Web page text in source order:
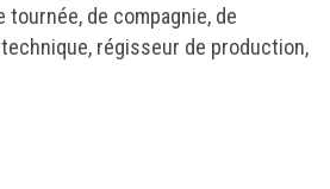
tournée, de compagnie, de
régisseur de production,